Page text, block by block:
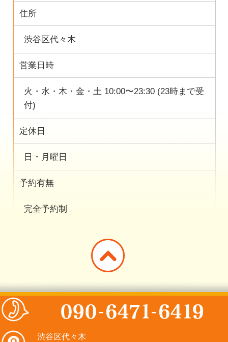
住所
渋谷区代々木
営業日時
火・水・木・金・土 10:00〜23:30 (23時まで受
付)
定休日
日・月曜日
予約有無
完全予約制
渋谷区代々木